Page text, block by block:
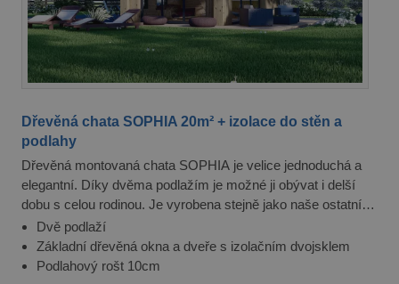
Dřevěná chata SOPHIA 20m² + izolace do stěn a
podlahy
Dřevěná montovaná chata SOPHIA je velice jednoduchá a
elegantní. Díky dvěma podlažím je možné ji obývat i delší
dobu s celou rodinou. Je vyrobena stejně jako naše ostatní
produkty ze severské borovice nebo smrku, které jsou
obzvláště ceněné pro svou pevnost a odolnost vůči
nepříznivým povětrnostním vlivům. Chata je navíc opatřena
Dvě podlaží
Základní dřevěná okna a dveře s izolačním dvojsklem
Podlahový rošt 10cm